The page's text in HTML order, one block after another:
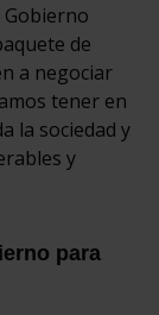
Gobierno
de
a negociar
tener en
la sociedad y
y
para